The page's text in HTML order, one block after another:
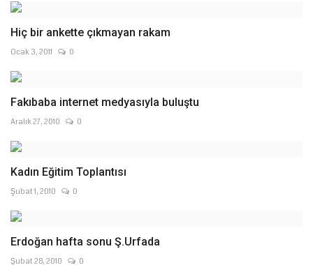
Hiç bir ankette çıkmayan rakam
Ocak 3, 2011 0
Fakıbaba internet medyasıyla buluştu
Aralık 27, 2010 0
Kadın Eğitim Toplantısı
Şubat 1, 2010 0
Erdoğan hafta sonu Ş.Urfada
Şubat 28, 2010 0